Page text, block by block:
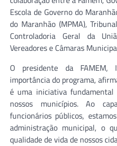
Escola de Governo do
do Maranhão (MPMA),
Controladoria Geral da
Vereadores e Câmaras
O presidente da FAMEM,
importância do programa,
é uma iniciativa fundamental
nossos municípios. Ao
funcionários públicos,
administração municipal, o
qualidade de vida de nossos